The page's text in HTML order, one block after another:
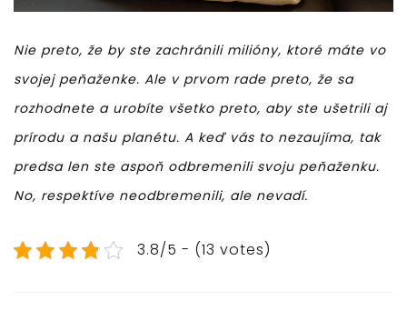
Nie preto, že by ste zachránili milióny, ktoré máte vo
svojej peňaženke. Ale v prvom rade preto, že sa
rozhodnete a urobíte všetko preto, aby ste ušetrili aj
prírodu a našu planétu. A keď vás to nezaujíma, tak
predsa len ste aspoň odbremenili svoju peňaženku.
No, respektíve neodbremenili, ale nevadí.
3.8/5 - (13 votes)